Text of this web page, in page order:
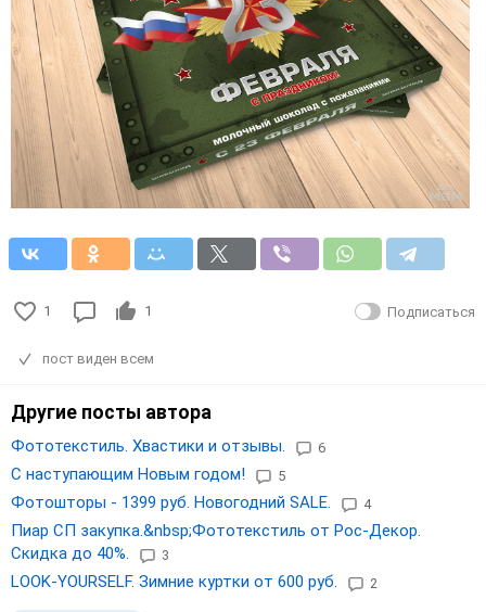
1 1 Подписаться
пост виден всем
Другие посты автора
Фототекстиль. Хвастики и отзывы. 6
С наступающим Новым годом! 5
Фотошторы - 1399 руб. Новогодний SALE. 4
Пиар СП закупка.&nbsp;Фототекстиль от Рос-Декор.
Скидка до 40%.
3
LOOK-YOURSELF. Зимние куртки от 600 руб. 2